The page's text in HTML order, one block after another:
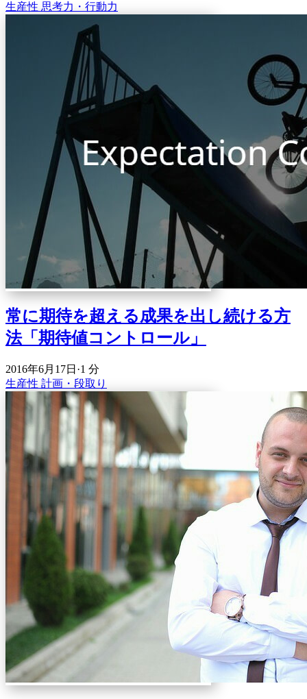
生産性 思考力・行動力
常に期待を超える成果を出し続ける方
法「期待値コントロール」
2016年6月17日 ·1 分
生産性 計画・段取り